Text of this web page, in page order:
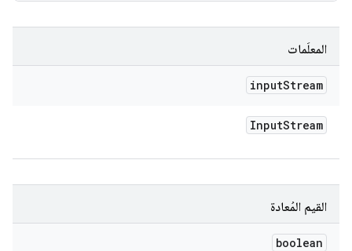
المعلَمات
inputStream
InputStream
القيم المُعادة
boolean